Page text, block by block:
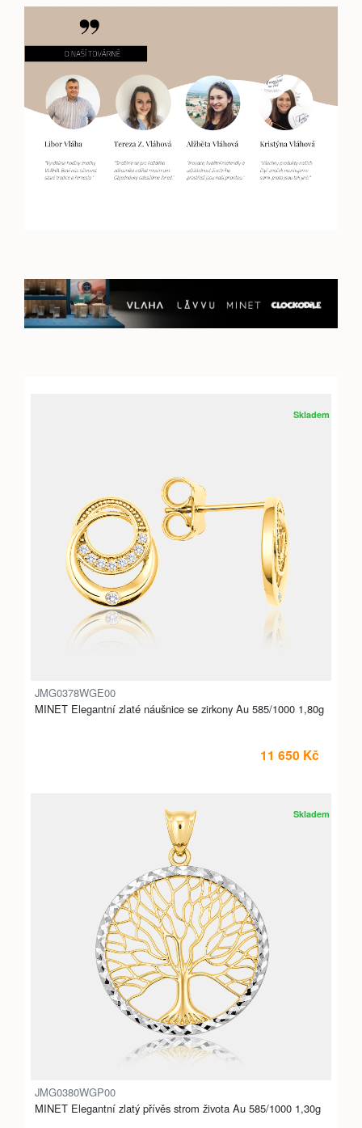
Skladem
JMG0378WGE00
MINET Elegantní zlaté náušnice se zirkony Au 585/1000 1,80g
11 650 Kč
Skladem
JMG0380WGP00
MINET Elegantní zlatý přívěs strom života Au 585/1000 1,30g